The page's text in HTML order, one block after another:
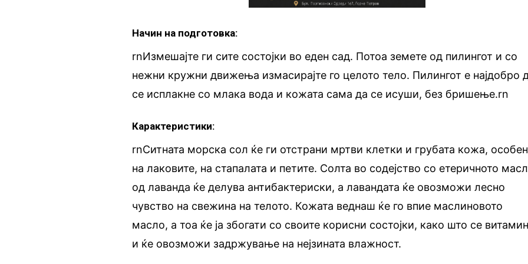
Начин на подготовка:
rnИзмешајте ги сите состојки во еден сад. Потоа земете од пилингот и со
нежни кружни движења измасирајте го целото тело. Пилингот е најдобро
се исплакне со млака вода и кожата сама да се исуши, без бришење.rn
Карактеристики:
rnСитната морска сол ќе ги отстрани мртви клетки и грубата кожа,
на лаковите, на стапалата и петите. Солта во содејство со етеричното
од лаванда ќе делува антибактериски, а лавандата ќе овозможи лесно
чувство на свежина на телото. Кожата веднаш ќе го впие маслиновото
масло, а тоа ќе ја збогати со своите корисни состојки, како што се
и ќе овозможи задржување на нејзината влажност.